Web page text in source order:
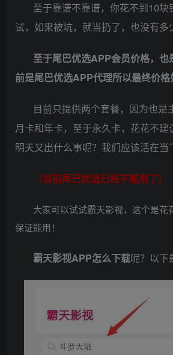
至于靠谱不靠谱，你花不到10块
试，如果被坑，就当扔了，也没有多
至于尾巴优选APP会员价格，也
前是尾巴优选APP代理所以最终价格
目前只提供两个套餐，因为也是
月卡和年卡，至于永久卡，花花不建
明天又出什么事呢？我们应该活在当
（目前尾巴优选已经不能用了）
大家可以试试霸天影视，这个是花
保证能用！
霸天影视APP怎么下载呢？以下